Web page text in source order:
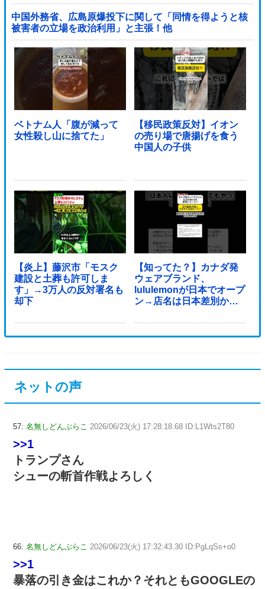
ル」＝韓国の反応
中国外務省、広島原爆投下に関して「同情を得ようと核
被害者の立場を政治利用」と主張！他
ベトナム人「腹が減って
女性殺し山に捨てた」
【移民政策反対】イオン
の売り場で唐揚げを食う
中国人の子供
【炎上】藤沢市「モスク
建設と土葬も許可しま
す」→3万人の反対署名も
却下
【知ってた？】カナダ発
ウェアブランド、
lululemonが日本でオープ
ン→店名は日本差別から
ネットの声
57: 名無しどんぶらこ 2026/06/23(火) 17:28:18.68 ID:L1Wts2T80
>>1
トランプさん
シューの斬首作戦よろしく
66: 名無しどんぶらこ 2026/06/23(火) 17:32:43.30 ID:PgLqSs+o0
>>1
暴落の引き金はこれか？それともGOOGLEの